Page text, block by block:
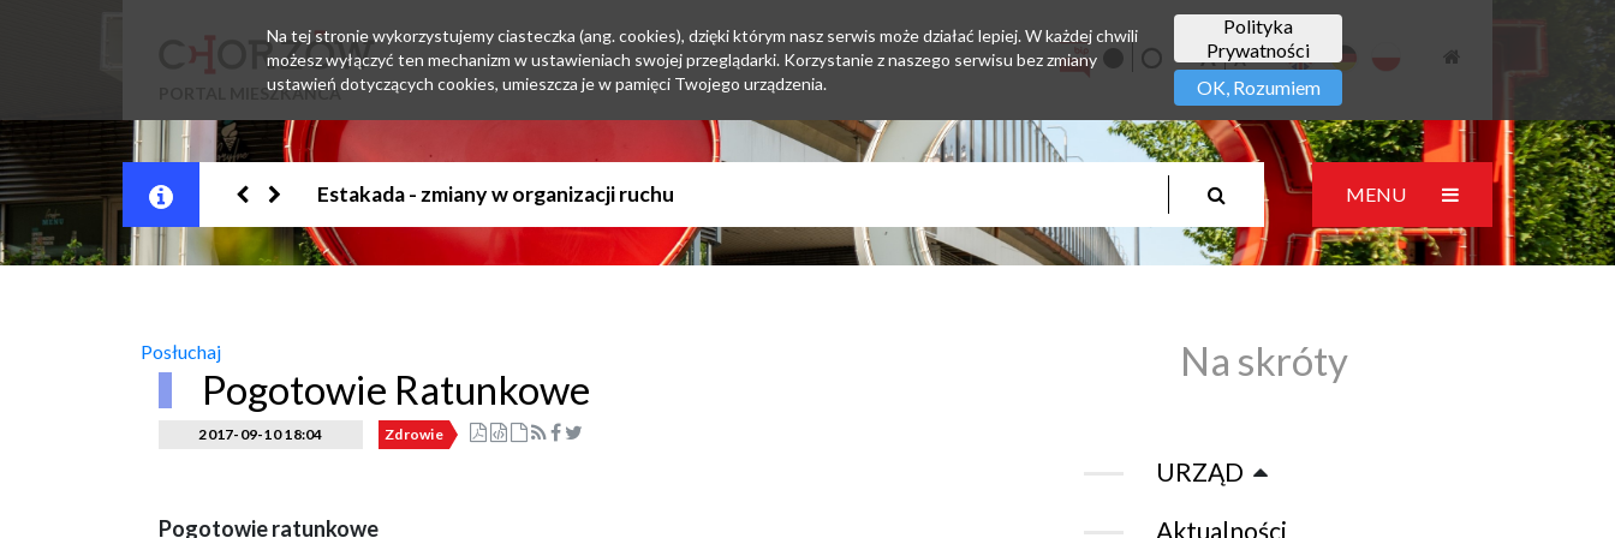
PORTAL MIESZKAŃCA
Jesteśmy w EZD MENU
Posłuchaj
Pogotowie Ratunkowe
2017-09-10 18:04 Zdrowie
Pogotowie ratunkowe
Na skróty
URZĄD
Aktualności
Polityka
Prywatności
OK, Rozumiem
Na tej stronie wykorzystujemy ciasteczka (ang. cookies), dzięki którym nasz serwis może działać lepiej. W każdej chwili
możesz wyłączyć ten mechanizm w ustawieniach swojej przeglądarki. Korzystanie z naszego serwisu bez zmiany
ustawień dotyczących cookies, umieszcza je w pamięci Twojego urządzenia.